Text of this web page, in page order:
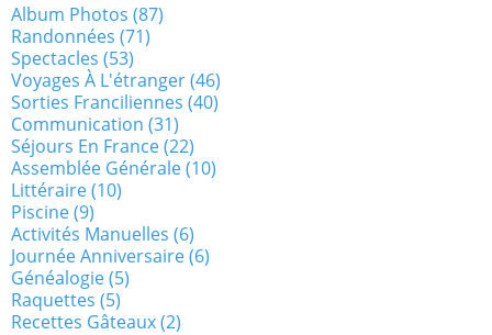
Album Photos (87)
Randonnées (71)
Spectacles (53)
Voyages À L'étranger(46)
Sorties Franciliennes (40)
Communication (31)
Séjours En France(22)
Assemblée Générale(10)
Littéraire(10)
Piscine(9)
Activités Manuelles (6)
Journée Anniversaire(6)
Généalogie(5)
Raquettes (5)
Recettes Gâteaux(2)